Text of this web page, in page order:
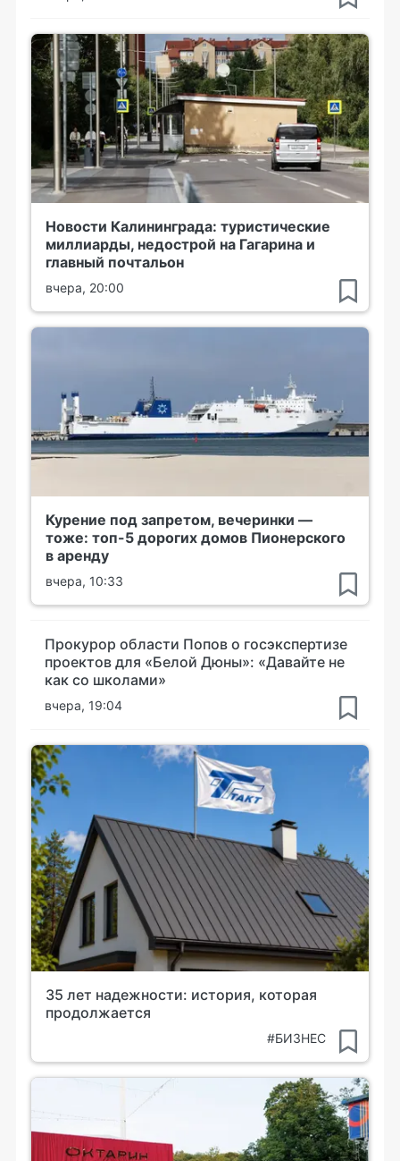
Новости Калининграда: туристические
миллиарды, недострой на Гагарина и
главный почтальон
вчера, 20:00
Курение под запретом, вечеринки —
тоже: топ-5 дорогих домов Пионерского
в аренду
вчера, 10:33
Прокурор области Попов о госэкспертизе
проектов для «Белой Дюны»: «Давайте не
как со школами»
вчера, 19:04
35 лет надежности: история, которая
продолжается
#БИЗНЕС